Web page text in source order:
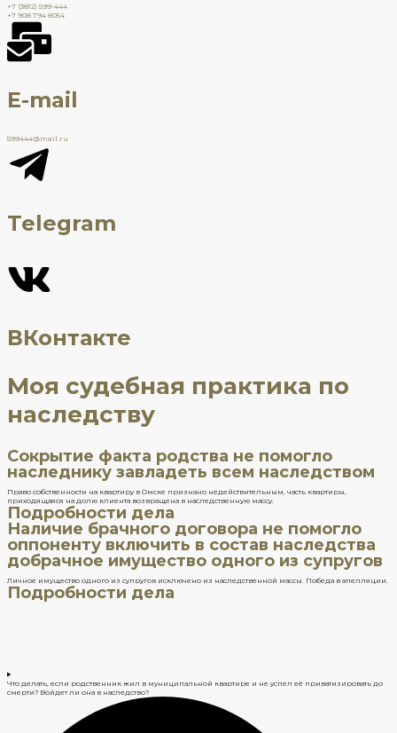
+7 (3812) 599-444
+7 908 794 8054
E-mail
599444@mail.ru
Telegram
ВКонтакте
Моя судебная практика по
наследству
Сокрытие факта родства не помогло
наследнику завладеть всем наследством
Право собственности на квартиру в Омске признано недействительным, часть квартиры,
приходящаяся на долю клиента возвращена в наследственную массу.
Подробности дела
Наличие брачного договора не помогло
оппоненту включить в состав наследства
добрачное имущество одного из супругов
Личное имущество одного из супругов исключено из наследственной массы. Победа в апелляции.
Подробности дела
Что делать, если родственник жил в муниципальной квартире и не успел её приватизировать до
смерти? Войдет ли она в наследство?